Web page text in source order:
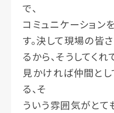
で、
コミュニケーション
す。決して現場の皆
るから、そうしてく
見かければ仲間と
る、そ
ういう雰囲気がとて